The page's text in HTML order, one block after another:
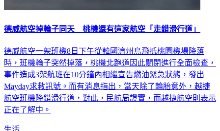
德威航空掉輪子同天 桃機還有這家航空「走錯滑行道」
德威航空一架班機8日下午從韓國濟州島飛抵桃園機場降落
時，班機輪子突然掉落，桃機北跑道因此關閉進行全面檢查，
事件造成3架航班在10分鐘內相繼宣告燃油緊急狀態，發出
Mayday求救訊號。而有消息指出，當天除了輪胎意外，越捷
航空班機降錯滑行道，對此，民航局證實，而越捷航空則表示
正在了解中。